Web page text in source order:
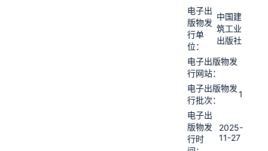
电子出
版物发
行单
位：
中国建
筑工业
出版社
电子出版物发
行网站：
电子出版物发
行批次：
1
电子出
版物发
行时
2025-
11-27